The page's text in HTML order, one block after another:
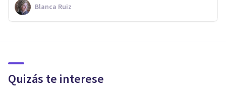
Blanca Ruiz
Quizás te interese